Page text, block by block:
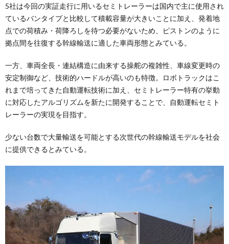
5社は今回の実証走行に用いるセミトレーラーは国内で主に使用され
ているバンタイプと比較して積載容量が大きいことに加え、発着地
点での荷積み・荷降ろしを待つ必要がないため、ピストンのように
拠点間を往復する幹線輸送に適した車両形態とみている。
一方、車両全長・連結構造に由来する操舵の複雑性、車線変更時の
安定制御など、技術的ハードルが高いのも特徴。ロボトラックはこ
れまで培ってきた自動運転技術に加え、セミトレーラー特有の挙動
に対応したアルゴリズムを新たに開発することで、自動運転セミト
レーラーの実現を目指す。
少ない台数で大量輸送を可能とする次世代の幹線輸送モデルを社会
に提供できるとみている。